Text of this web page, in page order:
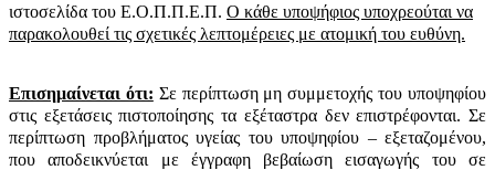
ιστοσελίδα του Ε.Ο.Π.Π.Ε.Π. Ο κάθε υποψήφιος υποχρεούται να
παρακολουθεί τις σχετικές λεπτομέρειες με ατομική του ευθύνη.
Επισημαίνεται ότι: Σε περίπτωση μη συμμετοχής του υποψηφίου
στις εξετάσεις πιστοποίησης τα εξέταστρα δεν επιστρέφονται. Σε
περίπτωση προβλήματος υγείας του υποψηφίου – εξεταζομένου,
που αποδεικνύεται με έγγραφη βεβαίωση εισαγωγής του σε